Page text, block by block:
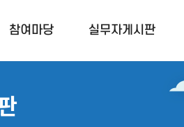
참여마당 실무자게시판